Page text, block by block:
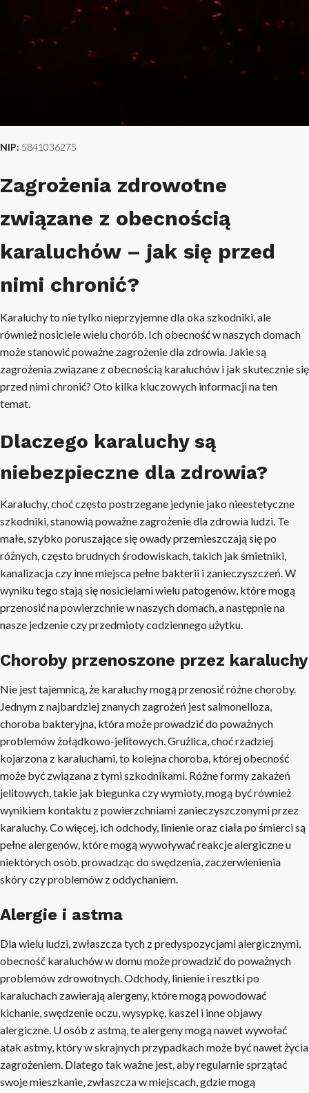
NIP: 5841036275
Zagrożenia zdrowotne
związane z obecnością
karaluchów – jak się przed
nimi chronić?
Karaluchy to nie tylko nieprzyjemne dla oka szkodniki, ale
również nosiciele wielu chorób. Ich obecność w naszych domach
może stanowić poważne zagrożenie dla zdrowia. Jakie są
zagrożenia związane z obecnością karaluchów i jak skutecznie się
przed nimi chronić? Oto kilka kluczowych informacji na ten
temat.
Dlaczego karaluchy są
niebezpieczne dla zdrowia?
Karaluchy, choć często postrzegane jedynie jako nieestetyczne
szkodniki, stanowią poważne zagrożenie dla zdrowia ludzi. Te
małe, szybko poruszające się owady przemieszczają się po
różnych, często brudnych środowiskach, takich jak śmietniki,
kanalizacja czy inne miejsca pełne bakterii i zanieczyszczeń. W
wyniku tego stają się nosicielami wielu patogenów, które mogą
przenosić na powierzchnie w naszych domach, a następnie na
nasze jedzenie czy przedmioty codziennego użytku.
Choroby przenoszone przez karaluchy
Nie jest tajemnicą, że karaluchy mogą przenosić różne choroby.
Jednym z najbardziej znanych zagrożeń jest salmonelloza,
choroba bakteryjna, która może prowadzić do poważnych
problemów żołądkowo-jelitowych. Gruźlica, choć rzadziej
kojarzona z karaluchami, to kolejna choroba, której obecność
może być związana z tymi szkodnikami. Różne formy zakażeń
jelitowych, takie jak biegunka czy wymioty, mogą być również
wynikiem kontaktu z powierzchniami zanieczyszczonymi przez
karaluchy. Co więcej, ich odchody, linienie oraz ciała po śmierci są
pełne alergenów, które mogą wywoływać reakcje alergiczne u
niektórych osób, prowadząc do swędzenia, zaczerwienienia
skóry czy problemów z oddychaniem.
Alergie i astma
Dla wielu ludzi, zwłaszcza tych z predyspozycjami alergicznymi,
obecność karaluchów w domu może prowadzić do poważnych
problemów zdrowotnych. Odchody, linienie i resztki po
karaluchach zawierają alergeny, które mogą powodować
kichanie, swędzenie oczu, wysypkę, kaszel i inne objawy
alergiczne. U osób z astmą, te alergeny mogą nawet wywołać
atak astmy, który w skrajnych przypadkach może być nawet życia
zagrożeniem. Dlatego tak ważne jest, aby regularnie sprzątać
swoje mieszkanie, zwłaszcza w miejscach, gdzie mogą